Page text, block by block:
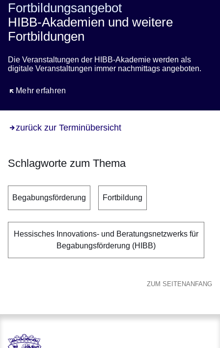
Fortbildungsangebot
HIBB-Akademien und weitere
Fortbildungen
Die Veranstaltungen der HIBB-Akademie werden als
digitale Veranstaltungen immer nachmittags angeboten.
Mehr erfahren
Öffnet sich in einem neuen Fenster
zurück zur Terminübersicht
Schlagworte zum Thema
Begabungsförderung Fortbildung
Hessisches Innovations- und Beratungsnetzwerks für
Begabungsförderung (HIBB)
ZUM SEITENANFANG